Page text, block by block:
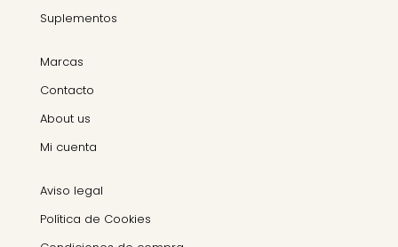
Suplementos
Marcas
Contacto
About us
Mi cuenta
Aviso legal
Política de Cookies